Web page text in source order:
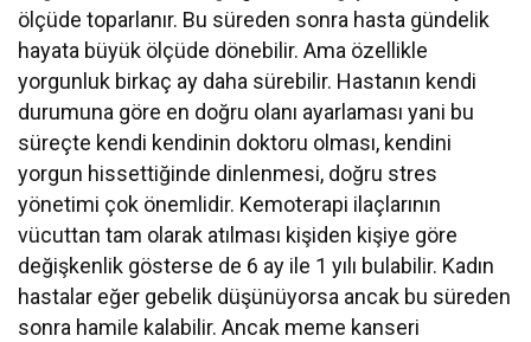
ölçüde toparlanır. Bu süreden sonra hasta gündelik
hayata büyük ölçüde dönebilir. Ama özellikle
yorgunluk birkaç ay daha sürebilir. Hastanın kendi
durumuna göre en doğru olanı ayarlaması yani bu
süreçte kendi kendinin doktoru olması, kendini
yorgun hissettiğinde dinlenmesi, doğru stres
yönetimi çok önemlidir. Kemoterapi ilaçlarının
vücuttan tam olarak atılması kişiden kişiye göre
değişkenlik gösterse de 6 ay ile 1 yılı bulabilir. Kadın
hastalar eğer gebelik düşünüyorsa ancak bu süreden
sonra hamile kalabilir. Ancak meme kanseri